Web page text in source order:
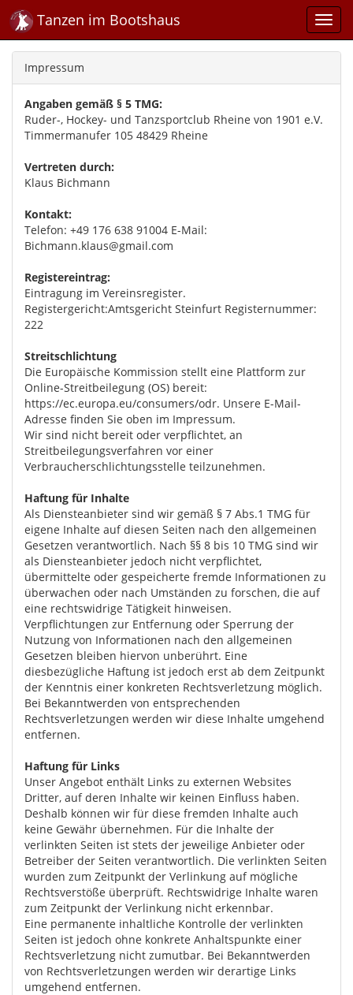
Tanzen im Bootshaus
Impressum
Angaben gemäß § 5 TMG:
Ruder-, Hockey- und Tanzsportclub Rheine von 1901 e.V.
Timmermanufer 105 48429 Rheine
Vertreten durch:
Klaus Bichmann
Kontakt:
Telefon: +49 176 638 91004 E-Mail:
Bichmann.klaus@gmail.com
Registereintrag:
Eintragung im Vereinsregister.
Registergericht:Amtsgericht Steinfurt Registernummer:
222
Streitschlichtung
Die Europäische Kommission stellt eine Plattform zur
Online-Streitbeilegung (OS) bereit:
https://ec.europa.eu/consumers/odr. Unsere E-Mail-
Adresse finden Sie oben im Impressum.
Wir sind nicht bereit oder verpflichtet, an
Streitbeilegungsverfahren vor einer
Verbraucherschlichtungsstelle teilzunehmen.
Haftung für Inhalte
Als Diensteanbieter sind wir gemäß § 7 Abs.1 TMG für
eigene Inhalte auf diesen Seiten nach den allgemeinen
Gesetzen verantwortlich. Nach §§ 8 bis 10 TMG sind wir
als Diensteanbieter jedoch nicht verpflichtet,
übermittelte oder gespeicherte fremde Informationen zu
überwachen oder nach Umständen zu forschen, die auf
eine rechtswidrige Tätigkeit hinweisen.
Verpflichtungen zur Entfernung oder Sperrung der
Nutzung von Informationen nach den allgemeinen
Gesetzen bleiben hiervon unberührt. Eine
diesbezügliche Haftung ist jedoch erst ab dem Zeitpunkt
der Kenntnis einer konkreten Rechtsverletzung möglich.
Bei Bekanntwerden von entsprechenden
Rechtsverletzungen werden wir diese Inhalte umgehend
entfernen.
Haftung für Links
Unser Angebot enthält Links zu externen Websites
Dritter, auf deren Inhalte wir keinen Einfluss haben.
Deshalb können wir für diese fremden Inhalte auch
keine Gewähr übernehmen. Für die Inhalte der
verlinkten Seiten ist stets der jeweilige Anbieter oder
Betreiber der Seiten verantwortlich. Die verlinkten Seiten
wurden zum Zeitpunkt der Verlinkung auf mögliche
Rechtsverstöße überprüft. Rechtswidrige Inhalte waren
zum Zeitpunkt der Verlinkung nicht erkennbar.
Eine permanente inhaltliche Kontrolle der verlinkten
Seiten ist jedoch ohne konkrete Anhaltspunkte einer
Rechtsverletzung nicht zumutbar. Bei Bekanntwerden
von Rechtsverletzungen werden wir derartige Links
umgehend entfernen.